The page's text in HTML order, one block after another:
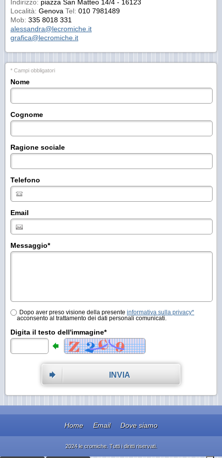
Indirizzo: piazza San Matteo 14/4 - 16123
Località: Genova Tel: 010 7981489
Mob: 335 8018 331
alessandra@lecromiche.it
grafica@lecromiche.it
* Campi obbligatori
Nome
Cognome
Ragione sociale
Telefono
Email
Messaggio*
Dopo aver preso visione della presente informativa sulla privacy*
acconsento al trattamento dei dati personali comunicati.
Digita il testo dell'immagine*
INVIA
Home Email Dove siamo
2024 le cromiche. Tutti i diritti riservati.